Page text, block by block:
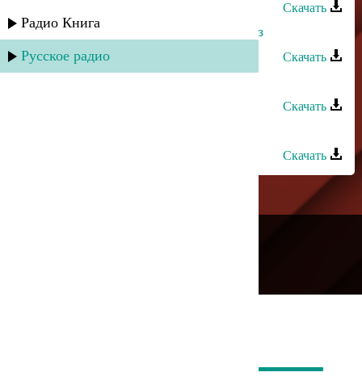
Радио Книга
Русское радио
Скачать
Тарлан Мамедов - Мугман жеда заз
Скачать
Скачать
Скачать